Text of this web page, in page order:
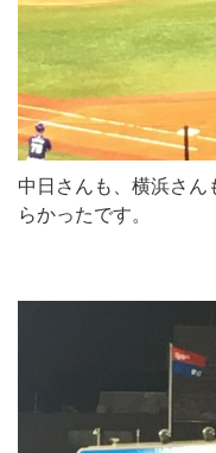
中日さんも、横浜さ
らかったです。